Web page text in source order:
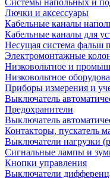
Системы напольных и
Лючки и аксессуары
Кабельные каналы
Кабельные каналы для
Несущая система фальш
Электромонтажные
Низковольтное и
Низковольтное
Приборы измерения и
Выключатель
Предохранители
Выключатель
Контакторы, пускатель
Выключатели нагрузки
Сигнальные лампы и
Кнопки управления
Выключатели